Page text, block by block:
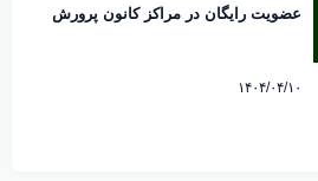
عضویت رایگان در مراکز کانون پرورش
۱۴۰۴/۰۴/۱۰